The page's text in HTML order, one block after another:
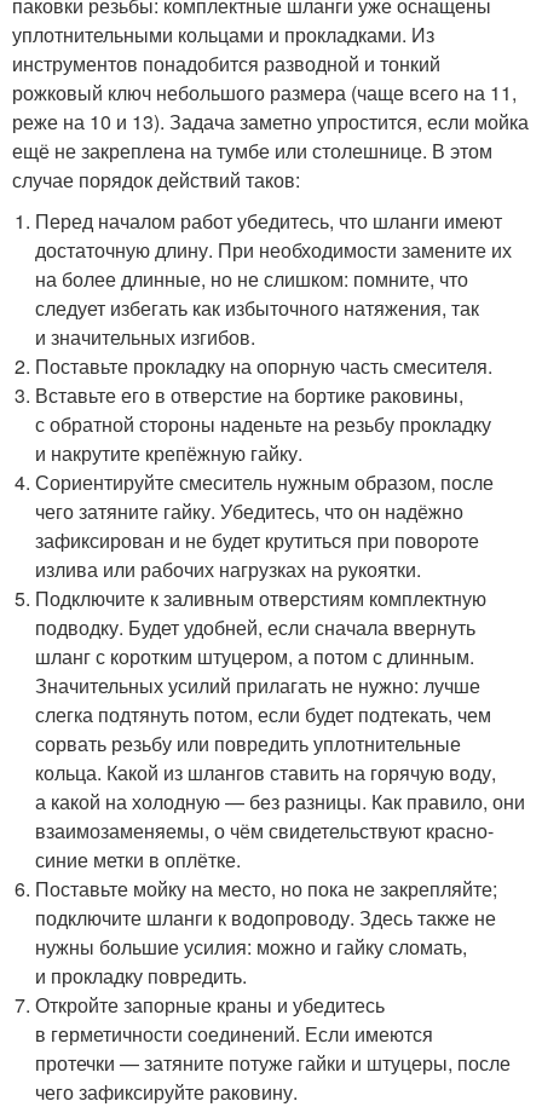
уплотнительными кольцами и прокладками. Из
инструментов понадобится разводной и тонкий
рожковый ключ небольшого размера (чаще всего на 11,
реже на 10 и 13). Задача заметно упростится, если мойка
ещё не закреплена на тумбе или столешнице. В этом
случае порядок действий таков:
Перед началом работ убедитесь, что шланги имеют
достаточную длину. При необходимости замените их
на более длинные, но не слишком: помните, что
следует избегать как избыточного натяжения, так
и значительных изгибов.
Поставьте прокладку на опорную часть смесителя.
Вставьте его в отверстие на бортике раковины,
с обратной стороны наденьте на резьбу прокладку
и накрутите крепёжную гайку.
Сориентируйте смеситель нужным образом, после
чего затяните гайку. Убедитесь, что он надёжно
зафиксирован и не будет крутиться при повороте
излива или рабочих нагрузках на рукоятки.
Подключите к заливным отверстиям комплектную
подводку. Будет удобней, если сначала ввернуть
шланг с коротким штуцером, а потом с длинным.
Значительных усилий прилагать не нужно: лучше
слегка подтянуть потом, если будет подтекать, чем
сорвать резьбу или повредить уплотнительные
кольца. Какой из шлангов ставить на горячую воду,
а какой на холодную — без разницы. Как правило, они
взаимозаменяемы, о чём свидетельствуют красно-
синие метки в оплётке.
Поставьте мойку на место, но пока не закрепляйте;
подключите шланги к водопроводу. Здесь также не
нужны большие усилия: можно и гайку сломать,
и прокладку повредить.
Откройте запорные краны и убедитесь
в герметичности соединений. Если имеются
протечки — затяните потуже гайки и штуцеры, после
чего зафиксируйте раковину.